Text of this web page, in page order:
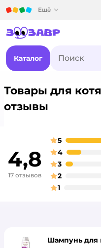
Ещё
Каталог
Товары для
отзывы
4,8
17 отзывов
оценка
5
оценка
4
оценка
3
оценка
2
оценка
1
Шампунь для